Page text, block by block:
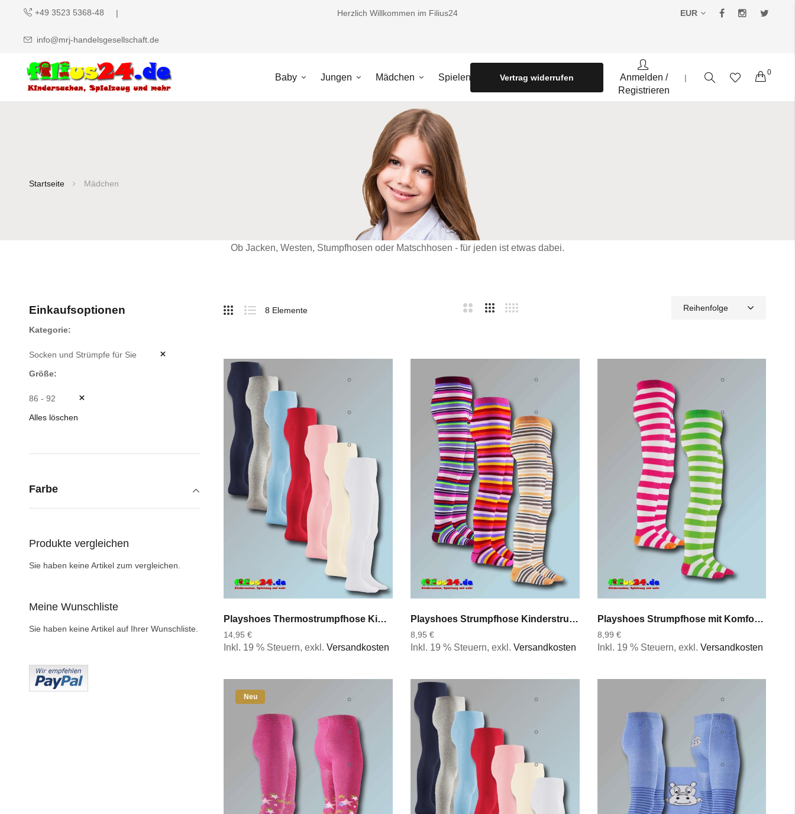
+49 3523 5368-48
info@mrj-handelsgesellschaft.de
Herzlich Willkommen im Filius24 EUR
Baby Jungen Mädchen Spielen Vertrag widerrufen Anmelden /
Registrieren
|
0
Startseite Mädchen
Ob Jacken, Westen, Stumpfhosen oder Matschhosen - für jeden ist etwas dabei.
Sidebar
8 Elemente
Playshoes Thermostrumpfhose Kinderstrumpfhose Uni in 7 Farben Gr 50 bis 128
14,95 €
Inkl. 19 % Steuern,exkl.Versandkosten
Playshoes Strumpfhose Kinderstrumpfhose Ringel in 3 Motiven Gr 50 bis 128
8,95 €
Inkl. 19 % Steuern, exkl. Versandkosten
Playshoes Strumpfhose mit Komfortbund Blockringel in 2 Farben Gr 50 bis 128
8,99 €
Inkl. 19 % Steuern, exkl. Versandkosten
Neu
Einkaufsoptionen
Kategorie
Socken und Strümpfe für Sie
Größe
86 - 92
Alles löschen
Farbe
Produkte vergleichen
Sie haben keine Artikel zum vergleichen.
Meine Wunschliste
Sie haben keine Artikel auf Ihrer Wunschliste.